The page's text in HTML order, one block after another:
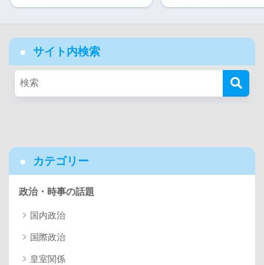
サイト内検索
カテゴリー
政治・時事の話題
国内政治
国際政治
皇室関係